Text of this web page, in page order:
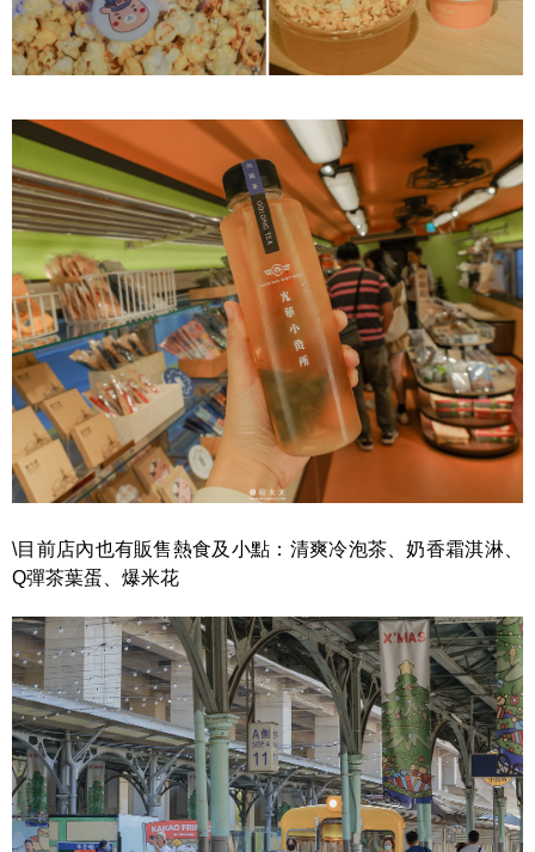
\目前店內也有販售熱食及小點：清爽冷泡茶、奶香霜淇淋、
Q彈茶葉蛋、爆米花